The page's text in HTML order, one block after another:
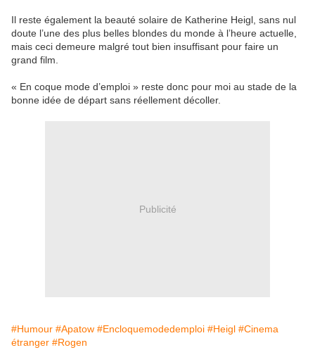
Il reste également la beauté solaire de Katherine Heigl, sans nul
doute l’une des plus belles blondes du monde à l’heure actuelle,
mais ceci demeure malgré tout bien insuffisant pour faire un
grand film.
« En coque mode d’emploi » reste donc pour moi au stade de la
bonne idée de départ sans réellement décoller.
Publicité
#Humour #Apatow #Encloquemodedemploi #Heigl #Cinema
étranger #Rogen